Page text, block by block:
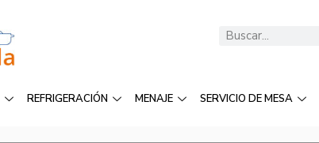
REFRIGERACIÓN MENAJE SERVICIO DE MESA